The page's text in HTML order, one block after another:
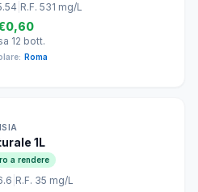
R.F. 531 mg/L
12 bott.
Roma
1L
a rendere
R.F. 35 mg/L